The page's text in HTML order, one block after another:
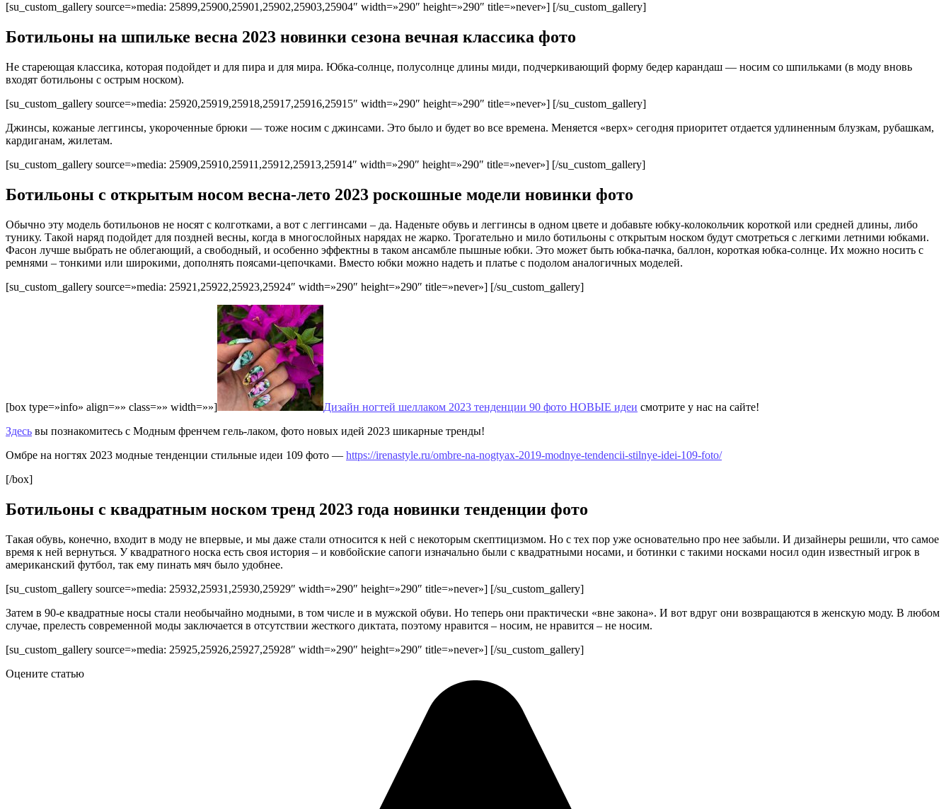
[su_custom_gallery source=»media: 25899,25900,25901,25902,25903,25904″ width=»290″ height=»290″ title=»never»] [/su_custom_gallery]
Ботильоны на шпильке весна 2023 новинки сезона вечная классика фото
Не стареющая классика, которая подойдет и для пира и для мира. Юбка-солнце, полусолнце длины миди, подчеркивающий форму бедер карандаш — носим со шпильками (в моду вновь
входят ботильоны с острым носком).
[su_custom_gallery source=»media: 25920,25919,25918,25917,25916,25915″ width=»290″ height=»290″ title=»never»] [/su_custom_gallery]
Джинсы, кожаные леггинсы, укороченные брюки — тоже носим с джинсами. Это было и будет во все времена. Меняется «верх» сегодня приоритет отдается удлиненным блузкам, рубашкам,
кардиганам, жилетам.
[su_custom_gallery source=»media: 25909,25910,25911,25912,25913,25914″ width=»290″ height=»290″ title=»never»] [/su_custom_gallery]
Ботильоны с открытым носом весна-лето 2023 роскошные модели новинки фото
Обычно эту модель ботильонов не носят с колготками, а вот с леггинсами – да. Наденьте обувь и леггинсы в одном цвете и добавьте юбку-колокольчик короткой или средней длины, либо
тунику. Такой наряд подойдет для поздней весны, когда в многослойных нарядах не жарко. Трогательно и мило ботильоны с открытым носком будут смотреться с легкими летними юбками.
Фасон лучше выбрать не облегающий, а свободный, и особенно эффектны в таком ансамбле пышные юбки. Это может быть юбка-пачка, баллон, короткая юбка-солнце. Их можно носить с
ремнями – тонкими или широкими, дополнять поясами-цепочками. Вместо юбки можно надеть и платье с подолом аналогичных моделей.
[su_custom_gallery source=»media: 25921,25922,25923,25924″ width=»290″ height=»290″ title=»never»] [/su_custom_gallery]
[box type=»info» align=»» class=»» width=»»] Дизайн ногтей шеллаком 2023 тенденции 90 фото НОВЫЕ идеи смотрите у нас на сайте!
Здесь вы познакомитесь с Модным френчем гель-лаком, фото новых идей 2023 шикарные тренды!
Омбре на ногтях 2023 модные тенденции стильные идеи 109 фото — https://irenastyle.ru/ombre-na-nogtyax-2019-modnye-tendencii-stilnye-idei-109-foto/
[/box]
Ботильоны с квадратным носком тренд 2023 года новинки тенденции фото
Такая обувь, конечно, входит в моду не впервые, и мы даже стали относится к ней с некоторым скептицизмом. Но с тех пор уже основательно про нее забыли. И дизайнеры решили, что самое
время к ней вернуться. У квадратного носка есть своя история – и ковбойские сапоги изначально были с квадратными носами, и ботинки с такими носками носил один известный игрок в
американский футбол, так ему пинать мяч было удобнее.
[su_custom_gallery source=»media: 25932,25931,25930,25929″ width=»290″ height=»290″ title=»never»] [/su_custom_gallery]
Затем в 90-е квадратные носы стали необычайно модными, в том числе и в мужской обуви. Но теперь они практически «вне закона». И вот вдруг они возвращаются в женскую моду. В любом
случае, прелесть современной моды заключается в отсутствии жесткого диктата, поэтому нравится – носим, не нравится – не носим.
[su_custom_gallery source=»media: 25925,25926,25927,25928″ width=»290″ height=»290″ title=»never»] [/su_custom_gallery]
Оцените статью